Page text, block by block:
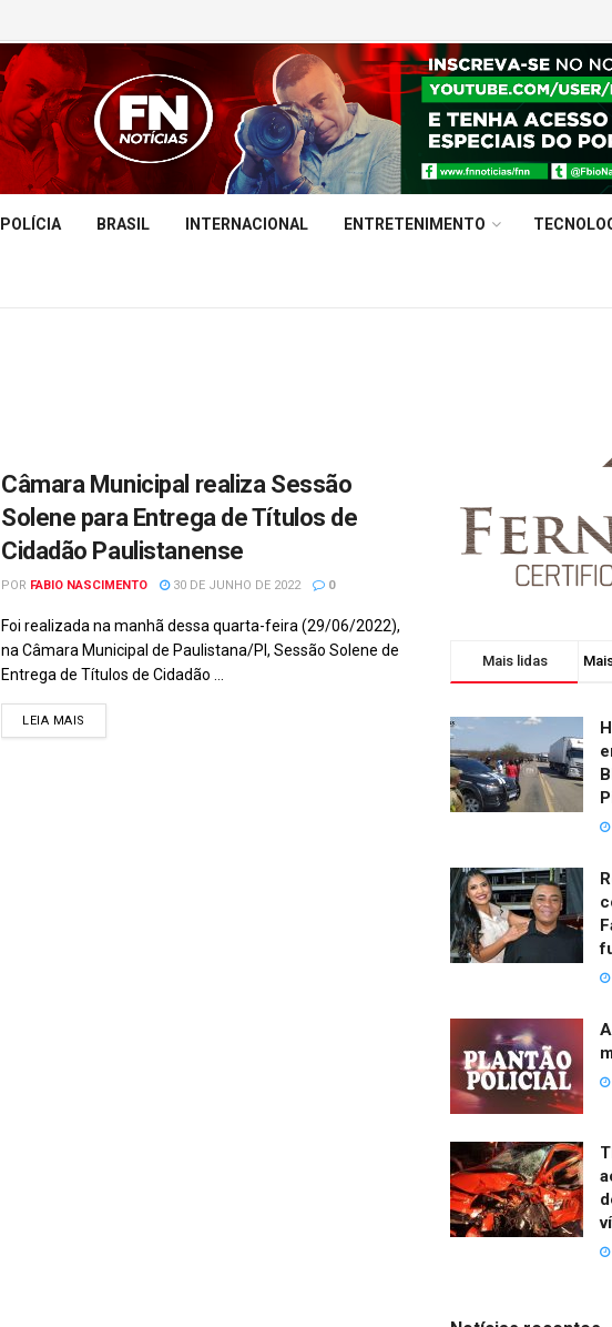
POLÍCIA BRASIL INTERNACIONAL ENTRETENIMENTO
Câmara Municipal realiza Sessão
Solene para Entrega de Títulos de
Cidadão Paulistanense
POR FABIO NASCIMENTO 30 DE JUNHO DE 2022 0
Foi realizada na manhã dessa quarta-feira (29/06/2022),
na Câmara Municipal de Paulistana/PI, Sessão Solene de
Entrega de Títulos de Cidadão ...
LEIA MAIS
Mais lidas